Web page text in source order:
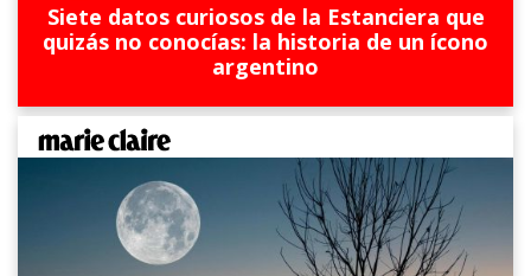
Siete datos curiosos de la Estanciera que
quizás no conocías: la historia de un ícono
argentino